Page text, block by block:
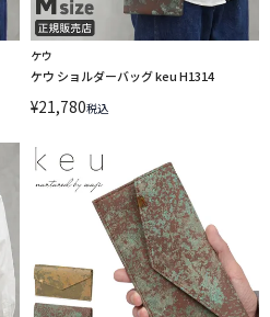
ケウ
ケウ ショルダーバッグ keu H1314
¥21,780税込